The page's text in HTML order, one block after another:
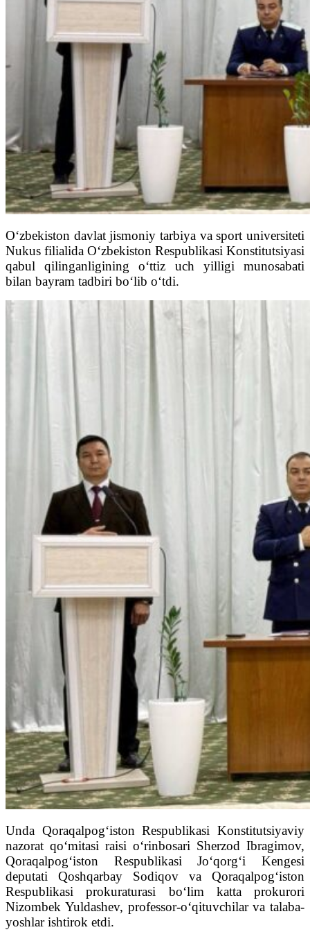
O‘zbekiston davlat jismoniy tarbiya va sport universiteti
Nukus filialida O‘zbekiston Respublikasi Konstitutsiyasi
qabul qilinganligining o‘ttiz uch yilligi munosabati
bilan bayram tadbiri bo‘lib o‘tdi.
Unda Qoraqalpog‘iston Respublikasi Konstitutsiyaviy
nazorat qo‘mitasi raisi o‘rinbosari Sherzod Ibragimov,
Qoraqalpog‘iston Respublikasi Jo‘qorg‘i Kengesi
deputati Qoshqarbay Sodiqov va Qoraqalpog‘iston
Respublikasi prokuraturasi bo‘lim katta prokurori
Nizombek Yuldashev, professor-o‘qituvchilar va talaba-
yoshlar ishtirok etdi.